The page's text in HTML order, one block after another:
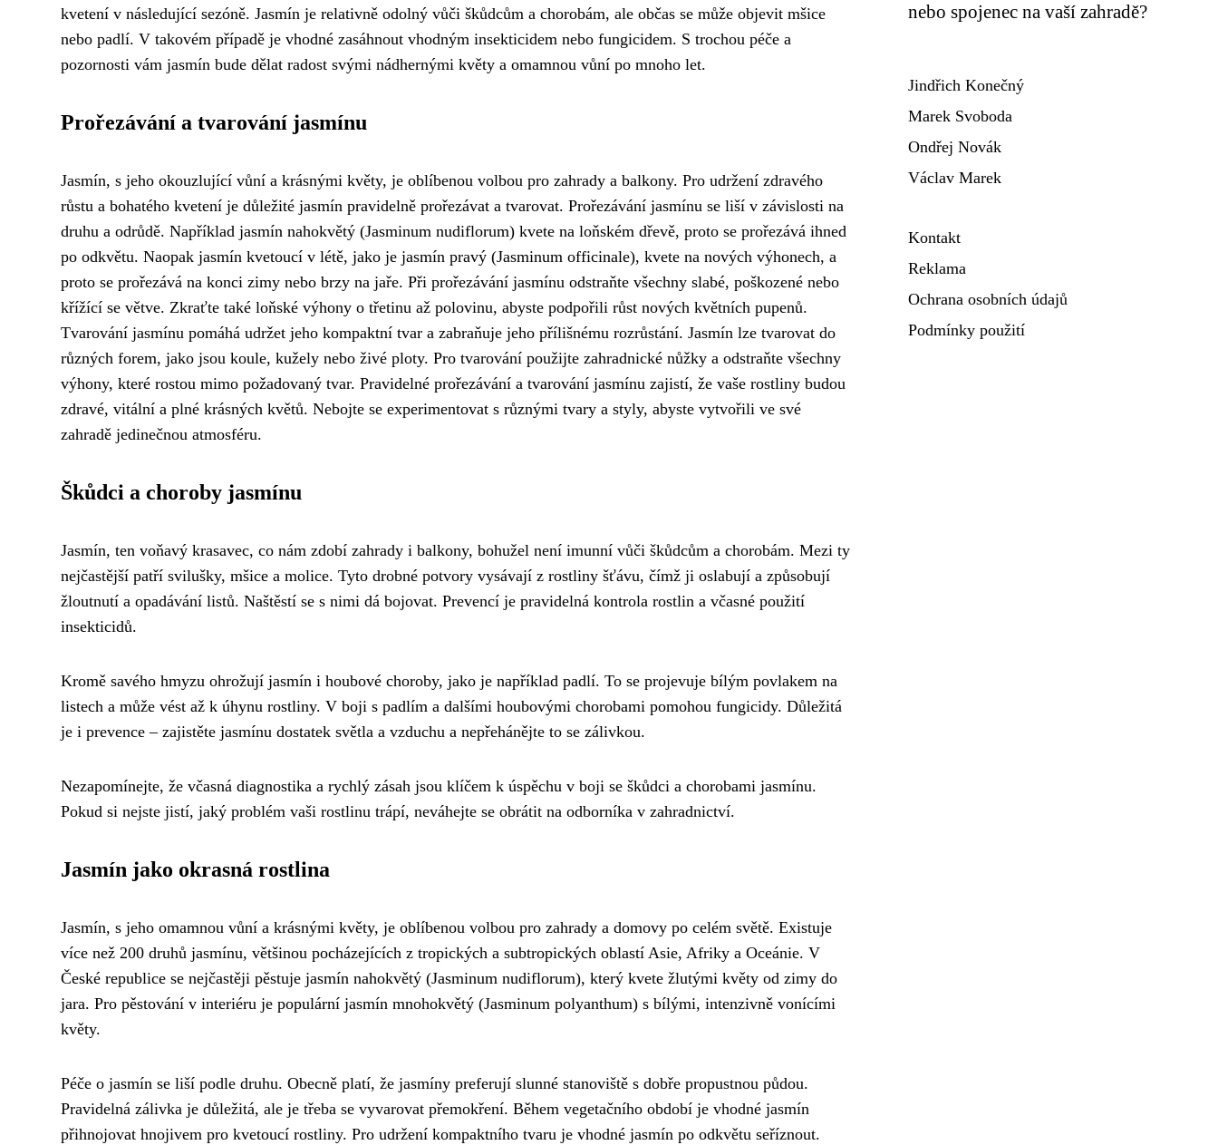
kvetení v následující sezóně. Jasmín je relativně odolný vůči škůdcům a chorobám, ale občas se může objevit mšice
nebo padlí. V takovém případě je vhodné zasáhnout vhodným insekticidem nebo fungicidem. S trochou péče a
pozornosti vám jasmín bude dělat radost svými nádhernými květy a omamnou vůní po mnoho let.
Prořezávání a tvarování jasmínu
Jasmín, s jeho okouzlující vůní a krásnými květy, je oblíbenou volbou pro zahrady a balkony. Pro udržení zdravého
růstu a bohatého kvetení je důležité jasmín pravidelně prořezávat a tvarovat. Prořezávání jasmínu se liší v závislosti na
druhu a odrůdě. Například jasmín nahokvětý (Jasminum nudiflorum) kvete na loňském dřevě, proto se prořezává ihned
po odkvětu. Naopak jasmín kvetoucí v létě, jako je jasmín pravý (Jasminum officinale), kvete na nových výhonech, a
proto se prořezává na konci zimy nebo brzy na jaře. Při prořezávání jasmínu odstraňte všechny slabé, poškozené nebo
křížící se větve. Zkraťte také loňské výhony o třetinu až polovinu, abyste podpořili růst nových květních pupenů.
Tvarování jasmínu pomáhá udržet jeho kompaktní tvar a zabraňuje jeho přílišnému rozrůstání. Jasmín lze tvarovat do
různých forem, jako jsou koule, kužely nebo živé ploty. Pro tvarování použijte zahradnické nůžky a odstraňte všechny
výhony, které rostou mimo požadovaný tvar. Pravidelné prořezávání a tvarování jasmínu zajistí, že vaše rostliny budou
zdravé, vitální a plné krásných květů. Nebojte se experimentovat s různými tvary a styly, abyste vytvořili ve své
zahradě jedinečnou atmosféru.
Škůdci a choroby jasmínu
Jasmín, ten voňavý krasavec, co nám zdobí zahrady i balkony, bohužel není imunní vůči škůdcům a chorobám. Mezi ty
nejčastější patří svilušky, mšice a molice. Tyto drobné potvory vysávají z rostliny šťávu, čímž ji oslabují a způsobují
žloutnutí a opadávání listů. Naštěstí se s nimi dá bojovat. Prevencí je pravidelná kontrola rostlin a včasné použití
insekticidů.
Kromě savého hmyzu ohrožují jasmín i houbové choroby, jako je například padlí. To se projevuje bílým povlakem na
listech a může vést až k úhynu rostliny. V boji s padlím a dalšími houbovými chorobami pomohou fungicidy. Důležitá
je i prevence – zajistěte jasmínu dostatek světla a vzduchu a nepřehánějte to se zálivkou.
Nezapomínejte, že včasná diagnostika a rychlý zásah jsou klíčem k úspěchu v boji se škůdci a chorobami jasmínu.
Pokud si nejste jistí, jaký problém vaši rostlinu trápí, neváhejte se obrátit na odborníka v zahradnictví.
Jasmín jako okrasná rostlina
Jasmín, s jeho omamnou vůní a krásnými květy, je oblíbenou volbou pro zahrady a domovy po celém světě. Existuje
více než 200 druhů jasmínu, většinou pocházejících z tropických a subtropických oblastí Asie, Afriky a Oceánie. V
České republice se nejčastěji pěstuje jasmín nahokvětý (Jasminum nudiflorum), který kvete žlutými květy od zimy do
jara. Pro pěstování v interiéru je populární jasmín mnohokvětý (Jasminum polyanthum) s bílými, intenzivně vonícími
květy.
Péče o jasmín se liší podle druhu. Obecně platí, že jasmíny preferují slunné stanoviště s dobře propustnou půdou.
Pravidelná zálivka je důležitá, ale je třeba se vyvarovat přemokření. Během vegetačního období je vhodné jasmín
přihnojovat hnojivem pro kvetoucí rostliny. Pro udržení kompaktního tvaru je vhodné jasmín po odkvětu seříznout.
nebo spojenec na vaší zahradě?
Jindřich Konečný
Marek Svoboda
Ondřej Novák
Václav Marek
Kontakt
Reklama
Ochrana osobních údajů
Podmínky použití